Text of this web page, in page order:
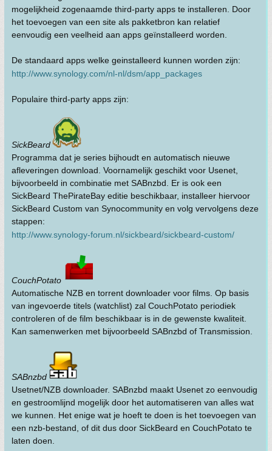
mogelijkheid zogenaamde third-party apps te installeren. Door
het toevoegen van een site als pakketbron kan relatief
eenvoudig een veelheid aan apps geïnstalleerd worden.
De standaard apps welke geinstalleerd kunnen worden zijn:
http://www.synology.com/nl-nl/dsm/app_packages
Populaire third-party apps zijn:
SickBeard
Programma dat je series bijhoudt en automatisch nieuwe
afleveringen download. Voornamelijk geschikt voor Usenet,
bijvoorbeeld in combinatie met SABnzbd. Er is ook een
SickBeard ThePirateBay editie beschikbaar, installeer hiervoor
SickBeard Custom van Synocommunity en volg vervolgens deze
stappen:
http://www.synology-forum.nl/sickbeard/sickbeard-custom/
CouchPotato
Automatische NZB en torrent downloader voor films. Op basis
van ingevoerde titels (watchlist) zal CouchPotato periodiek
controleren of de film beschikbaar is in de gewenste kwaliteit.
Kan samenwerken met bijvoorbeeld SABnzbd of Transmission.
SABnzbd
Usetnet/NZB downloader. SABnzbd maakt Usenet zo eenvoudig
en gestroomlijnd mogelijk door het automatiseren van alles wat
we kunnen. Het enige wat je hoeft te doen is het toevoegen van
een nzb-bestand, of dit dus door SickBeard en CouchPotato te
laten doen.